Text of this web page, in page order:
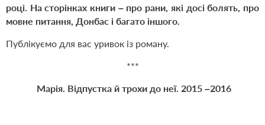
році. На сторінках книги – про рани, які досі болять, про
мовне питання, Донбас і багато іншого.
Публікуємо для вас уривок із роману.
***
Марія. Відпустка й трохи до неї. 2015 –2016